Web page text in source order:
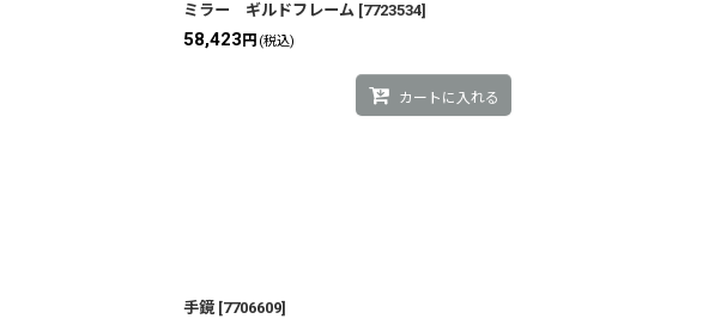
ミラー ギルドフレーム [7723534]
58,423 円 (税込)
カートに入れる
手鏡 [7706609]